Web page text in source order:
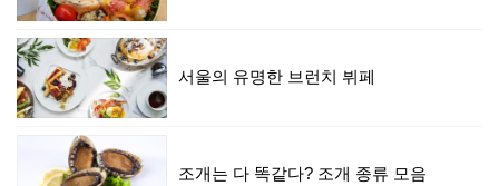
서울의 유명한 브런치 뷔페
조개는 다 똑같다? 조개 종류 모음